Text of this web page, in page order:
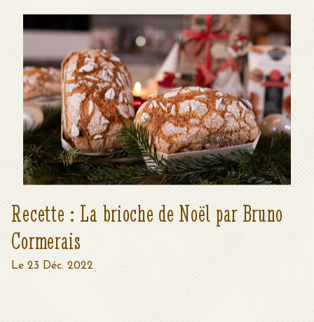
Recette : La brioche de Noël par Bruno
Cormerais
Le 23 Déc. 2022